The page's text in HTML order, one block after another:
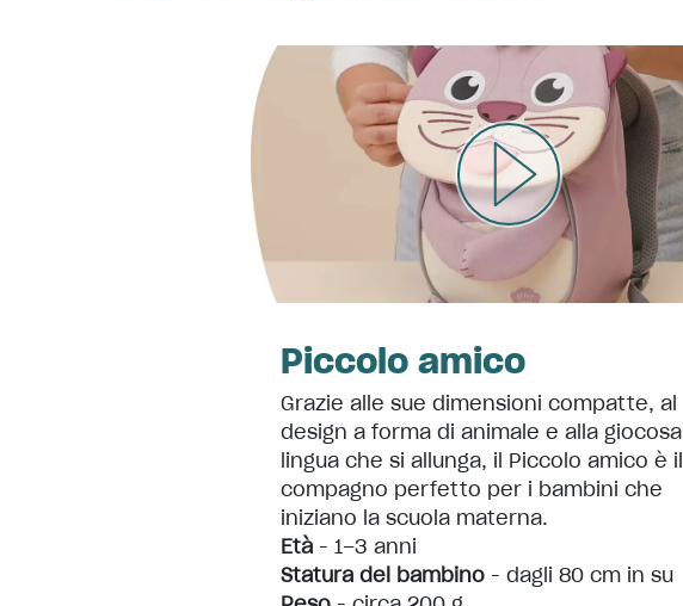
Piccolo amico
Grazie alle sue dimensioni compatte, al
design a forma di animale e alla giocosa
lingua che si allunga, il Piccolo amico è il
compagno perfetto per i bambini che
iniziano la scuola materna.
Età - 1–3 anni
Statura del bambino - dagli 80 cm in su